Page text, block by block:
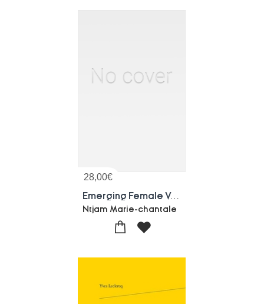
28,00€
Emerging Female Voices In Social Science - Vol 2 Savoirs Endogenes
Ntjam Marie-chantale